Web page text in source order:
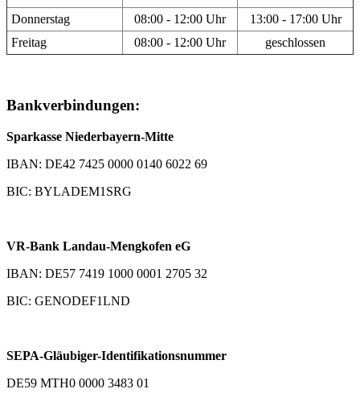
Donnerstag 08:00 - 12:00 Uhr
13:00 - 17:00 Uhr
Freitag
08:00 - 12:00 Uhr geschlossen
Bankverbindungen:
Sparkasse Niederbayern-Mitte
IBAN: DE42 7425 0000 0140 6022 69
BIC: BYLADEM1SRG
VR-Bank Landau-Mengkofen eG
IBAN: DE57 7419 1000 0001 2705 32
BIC: GENODEF1LND
SEPA-Gläubiger-Identifikationsnummer
DE59 MTH0 0000 3483 01